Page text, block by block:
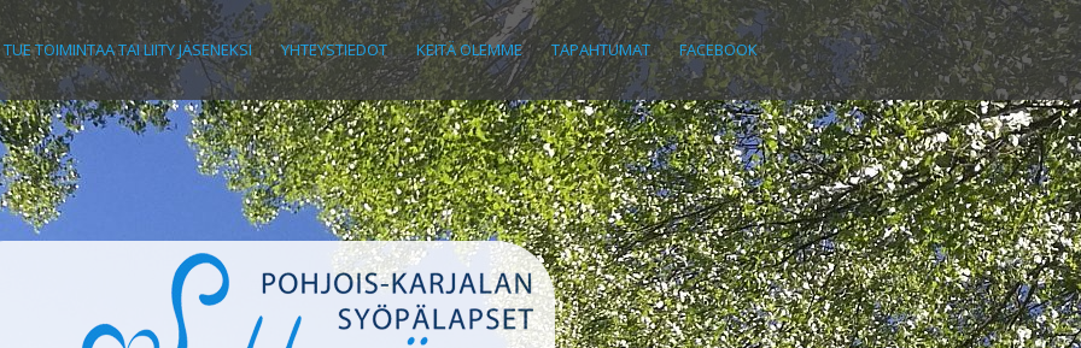
TUE TOIMINTAA TAI LIITY JÄSENEKSI YHTEYSTIEDOT KEITÄ OLEMME TAPAHTUMAT FACEBOOK